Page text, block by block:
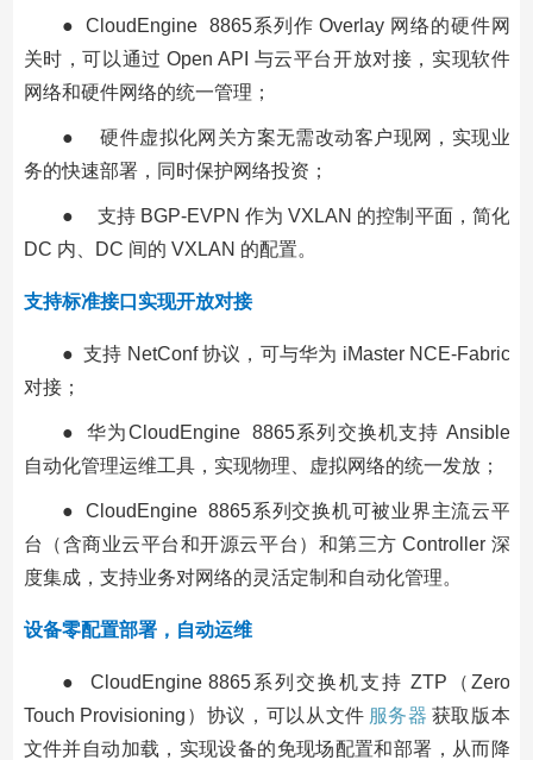
● CloudEngine 8865系列作 Overlay 网络的硬件网
关时，可以通过 Open API 与云平台开放对接，实现软件
网络和硬件网络的统一管理；
● 硬件虚拟化网关方案无需改动客户现网，实现业
务的快速部署，同时保护网络投资；
● 支持 BGP-EVPN 作为 VXLAN 的控制平面，简化
DC 内、DC 间的 VXLAN 的配置。
支持标准接口实现开放对接
● 支持 NetConf 协议，可与华为 iMaster NCE-Fabric
对接；
● 华为CloudEngine 8865系列交换机支持 Ansible
自动化管理运维工具，实现物理、虚拟网络的统一发放；
● CloudEngine 8865系列交换机可被业界主流云平
台（含商业云平台和开源云平台）和第三方 Controller 深
度集成，支持业务对网络的灵活定制和自动化管理。
设备零配置部署，自动运维
● CloudEngine 8865系列交换机支持 ZTP（Zero
Touch Provisioning）协议，可以从文件 服务器 获取版本
文件并自动加载，实现设备的免现场配置和部署，从而降